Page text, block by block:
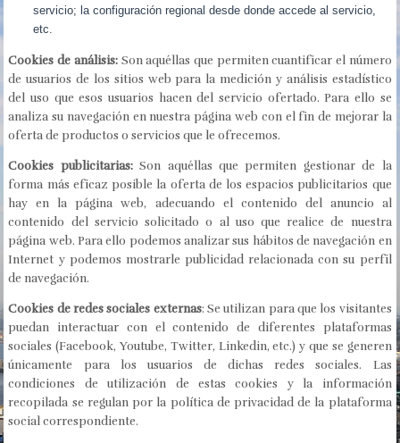
servicio; la configuración regional desde donde accede al servicio,
etc.
Cookies de análisis:Son aquéllas que permiten cuantificar el número
de usuarios de los sitios web para la medición y análisis estadístico
del uso que esos usuarios hacen del servicio ofertado. Para ello se
analiza su navegación en nuestra página web con el fin de mejorar la
oferta de productos o servicios que le ofrecemos.
Cookies publicitarias:Son aquéllas que permiten gestionar de la
forma más eficaz posible la oferta de los espacios publicitarios que
hay en la página web, adecuando el contenido del anuncio al
contenido del servicio solicitado o al uso que realice de nuestra
página web. Para ello podemos analizar sus hábitos de navegación en
Internet y podemos mostrarle publicidad relacionada con su perfil
de navegación.
Cookies de redes sociales externas: Se utilizan para que los visitantes
puedan interactuar con el contenido de diferentes plataformas
sociales (Facebook, Youtube, Twitter, Linkedin, etc.) y que se generen
únicamente para los usuarios de dichas redes sociales. Las
condiciones de utilización de estas cookies y la información
recopilada se regulan por la política de privacidad de la plataforma
social correspondiente.